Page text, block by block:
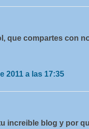
que compartes con
2011 a las 17:35
increible blog y por